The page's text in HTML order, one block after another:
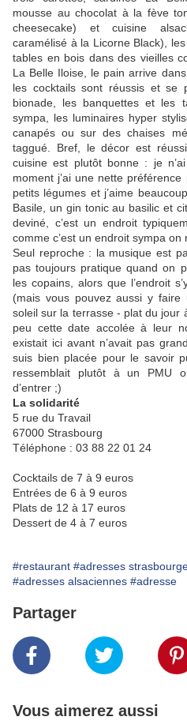
mousse au chocolat à la fève
cheesecake) et cuisine
caramélisé à la Licorne Black),
tables en bois dans des vieilles
La Belle Iloise, le pain arrive
les cocktails sont réussis et se
bionade, les banquettes et les
sympa, les luminaires hyper
canapés ou sur des chaises
taggué. Bref, le décor est
cuisine est plutôt bonne : je
moment j’ai une nette
petits légumes et j’aime
Basile, un gin tonic au basilic et
deviné, c’est un endroit
comme c’est un endroit sympa
Seul reproche : la musique est
pas toujours pratique quand on
les copains, alors que l’endroit
(mais vous pouvez aussi y
soleil sur la terrasse - plat du jour
peu cette date accolée à leur
existait ici avant n’avait pas
suis bien placée pour le savoir
ressemblait plutôt à un PMU
d’entrer ;)
La solidarité
5 rue du Travail
67000 Strasbourg
Téléphone : 03 88 22 01 24
Cocktails de 7 à 9 euros
Entrées de 6 à 9 euros
Plats de 12 à 17 euros
Dessert de 4 à 7 euros
#restaurant #adresses
#adresses alsaciennes #adresse
Partager
Vous aimerez aussi